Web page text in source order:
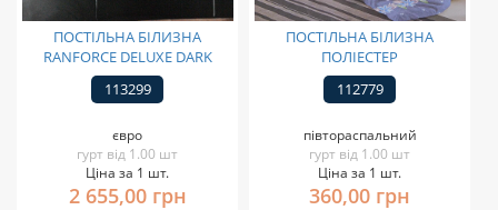
ПОСТІЛЬНА БІЛИЗНА
RANFORCE DELUXE DARK
113299
євро
гурт від 1.00 шт
Ціна за 1 шт.
2 655,00 грн
ПОСТІЛЬНА БІЛИЗНА
ПОЛІЕСТЕР
112779
півтораспальний
гурт від 1.00 шт
Ціна за 1 шт.
360,00 грн